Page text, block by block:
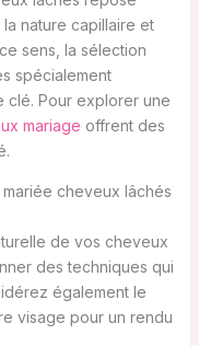
nature capillaire et
sens, la sélection
spécialement
clé. Pour explorer une
mariage offrent des
cheveux lâchés
de vos cheveux
des techniques qui
également le
visage pour un rendu